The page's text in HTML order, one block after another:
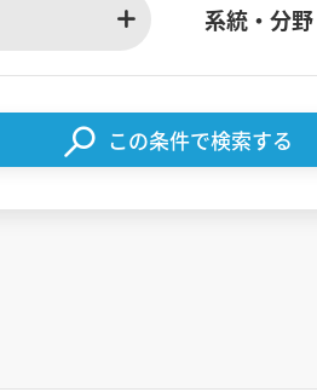
系統・分野
この条件で検索する